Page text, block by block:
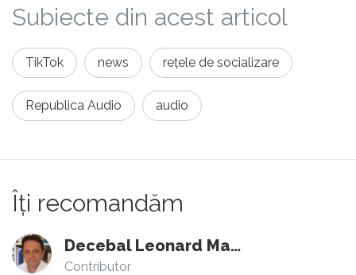
Subiecte din acest articol
TikTok news rețele de socializare
Republica Audio audio
Îți recomandăm
Decebal Leonard Marin
Contributor